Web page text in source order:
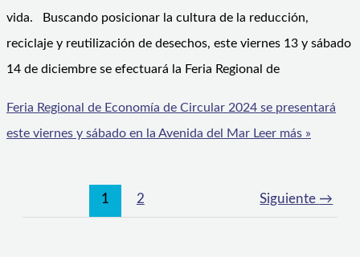
vida. Buscando posicionar la cultura de la reducción,
reciclaje y reutilización de desechos, este viernes 13 y sábado
14 de diciembre se efectuará la Feria Regional de
Feria Regional de Economía de Circular 2024 se presentará
este viernes y sábado en la Avenida del Mar Leer más »
1 2 Siguiente →